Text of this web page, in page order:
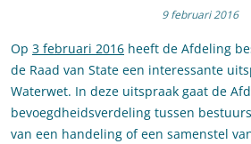
9 februari 2016
Op 3 februari 2016 heeft de Afdeling
de Raad van State een interessante
Waterwet. In deze uitspraak gaat de
bevoegdheidsverdeling tussen
van een handeling of een samenstel